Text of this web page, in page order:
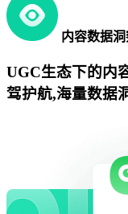
内容数据洞
UGC生态下的内
驾护航,海量数据